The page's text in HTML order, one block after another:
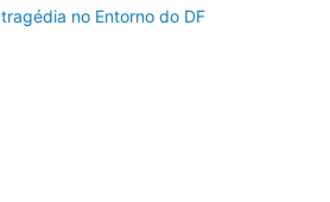
tragédia no Entorno do DF